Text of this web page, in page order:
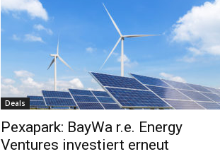
Deals
Pexapark: BayWa r.e. Energy
Ventures investiert erneut